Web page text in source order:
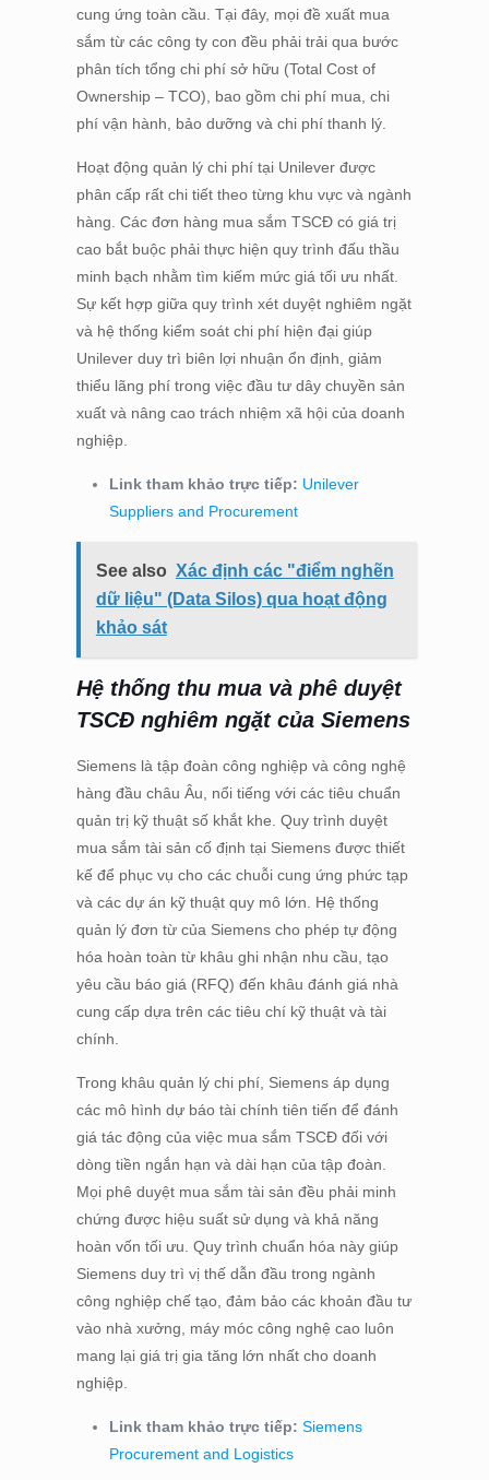
cung ứng toàn cầu. Tại đây, mọi đề xuất mua
sắm từ các công ty con đều phải trải qua bước
phân tích tổng chi phí sở hữu (Total Cost of
Ownership – TCO), bao gồm chi phí mua, chi
phí vận hành, bảo dưỡng và chi phí thanh lý.
Hoạt động quản lý chi phí tại Unilever được
phân cấp rất chi tiết theo từng khu vực và ngành
hàng. Các đơn hàng mua sắm TSCĐ có giá trị
cao bắt buộc phải thực hiện quy trình đấu thầu
minh bạch nhằm tìm kiếm mức giá tối ưu nhất.
Sự kết hợp giữa quy trình xét duyệt nghiêm ngặt
và hệ thống kiểm soát chi phí hiện đại giúp
Unilever duy trì biên lợi nhuận ổn định, giảm
thiểu lãng phí trong việc đầu tư dây chuyền sản
xuất và nâng cao trách nhiệm xã hội của doanh
nghiệp.
Link tham khảo trực tiếp: Unilever
Suppliers and Procurement
See also Xác định các "điểm nghẽn
dữ liệu" (Data Silos) qua hoạt động
khảo sát
Hệ thống thu mua và phê duyệt
TSCĐ nghiêm ngặt của Siemens
Siemens là tập đoàn công nghiệp và công nghệ
hàng đầu châu Âu, nổi tiếng với các tiêu chuẩn
quản trị kỹ thuật số khắt khe. Quy trình duyệt
mua sắm tài sản cố định tại Siemens được thiết
kế để phục vụ cho các chuỗi cung ứng phức tạp
và các dự án kỹ thuật quy mô lớn. Hệ thống
quản lý đơn từ của Siemens cho phép tự động
hóa hoàn toàn từ khâu ghi nhận nhu cầu, tạo
yêu cầu báo giá (RFQ) đến khâu đánh giá nhà
cung cấp dựa trên các tiêu chí kỹ thuật và tài
chính.
Trong khâu quản lý chi phí, Siemens áp dụng
các mô hình dự báo tài chính tiên tiến để đánh
giá tác động của việc mua sắm TSCĐ đối với
dòng tiền ngắn hạn và dài hạn của tập đoàn.
Mọi phê duyệt mua sắm tài sản đều phải minh
chứng được hiệu suất sử dụng và khả năng
hoàn vốn tối ưu. Quy trình chuẩn hóa này giúp
Siemens duy trì vị thế dẫn đầu trong ngành
công nghiệp chế tạo, đảm bảo các khoản đầu tư
vào nhà xưởng, máy móc công nghệ cao luôn
mang lại giá trị gia tăng lớn nhất cho doanh
nghiệp.
Link tham khảo trực tiếp: Siemens
Procurement and Logistics